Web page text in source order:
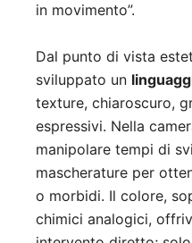
in movimento”.
Dal punto di vista
sviluppato un
texture, chiaroscuro,
espressivi. Nella
manipolare tempi di
mascherature per
o morbidi. Il colore,
chimici analogici,